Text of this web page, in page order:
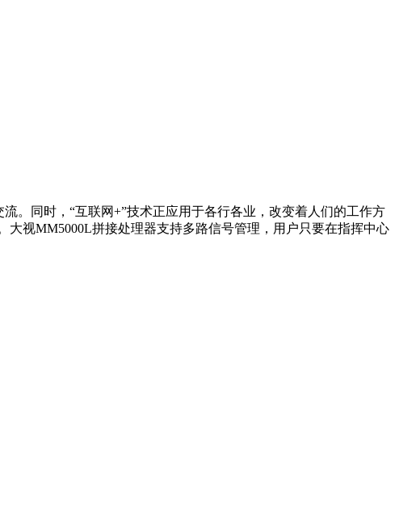
。同时，“互联网+”技术正应用于各行各业，改变着人们的工作方
视MM5000L拼接处理器支持多路信号管理，用户只要在指挥中心